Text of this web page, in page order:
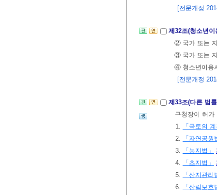
[전문개정
제32조(청소년
② 국가 또는
③ 국가 또는
④ 청소년이용
[전문개정
제33조(다른 법
구청장이 허
1.
「국토의
2.
「자연공원
3.
「농지법」
4.
「초지법」
5.
「산지관리
6.
「산림보호